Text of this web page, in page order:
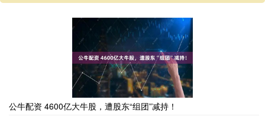
公牛配资 4600亿大牛股，遭股东“组团”减持！